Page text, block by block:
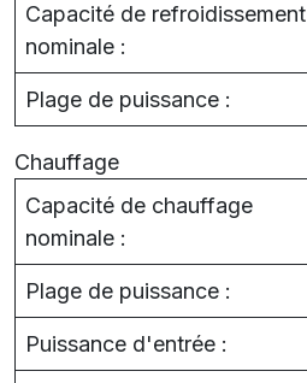
Capacité de refroidissement
nominale :
Plage de puissance :
Chauffage
Capacité de chauffage
nominale :
Plage de puissance :
Puissance d'entrée :